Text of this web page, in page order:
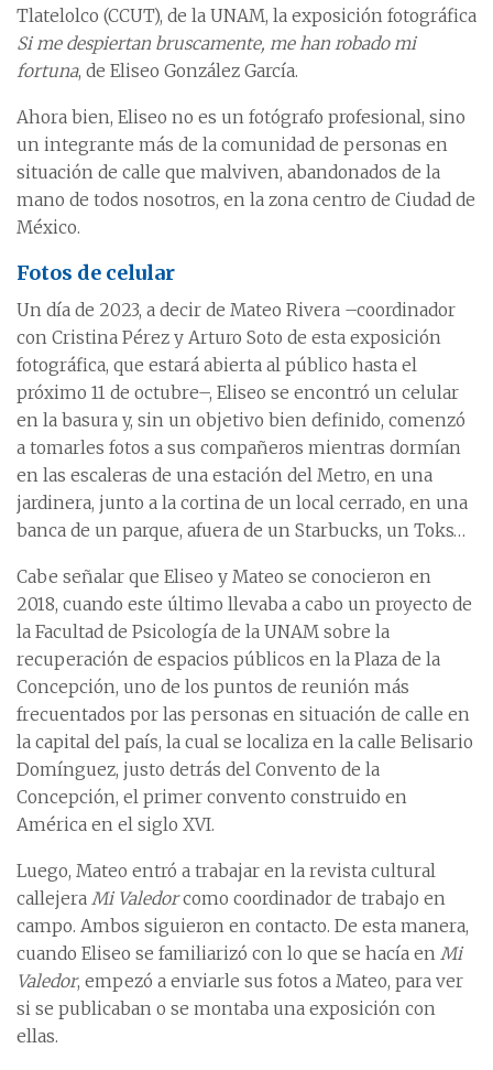
Tlatelolco (CCUT), de la UNAM, la exposición fotográfica
Si me despiertan bruscamente, me han robado mi
fortuna, de Eliseo González García.
Ahora bien, Eliseo no es un fotógrafo profesional, sino
un integrante más de la comunidad de personas en
situación de calle que malviven, abandonados de la
mano de todos nosotros, en la zona centro de Ciudad de
México.
Fotos de celular
Un día de 2023, a decir de Mateo Rivera –coordinador
con Cristina Pérez y Arturo Soto de esta exposición
fotográfica, que estará abierta al público hasta el
próximo 11 de octubre–, Eliseo se encontró un celular
en la basura y, sin un objetivo bien definido, comenzó
a tomarles fotos a sus compañeros mientras dormían
en las escaleras de una estación del Metro, en una
jardinera, junto a la cortina de un local cerrado, en una
banca de un parque, afuera de un Starbucks, un Toks…
Cabe señalar que Eliseo y Mateo se conocieron en
2018, cuando este último llevaba a cabo un proyecto de
la Facultad de Psicología de la UNAM sobre la
recuperación de espacios públicos en la Plaza de la
Concepción, uno de los puntos de reunión más
frecuentados por las personas en situación de calle en
la capital del país, la cual se localiza en la calle Belisario
Domínguez, justo detrás del Convento de la
Concepción, el primer convento construido en
América en el siglo XVI.
Luego, Mateo entró a trabajar en la revista cultural
callejera Mi Valedorcomo coordinador de trabajo en
campo. Ambos siguieron en contacto. De esta manera,
cuando Eliseo se familiarizó con lo que se hacía en Mi
Valedor, empezó a enviarle sus fotos a Mateo, para ver
si se publicaban o se montaba una exposición con
ellas.